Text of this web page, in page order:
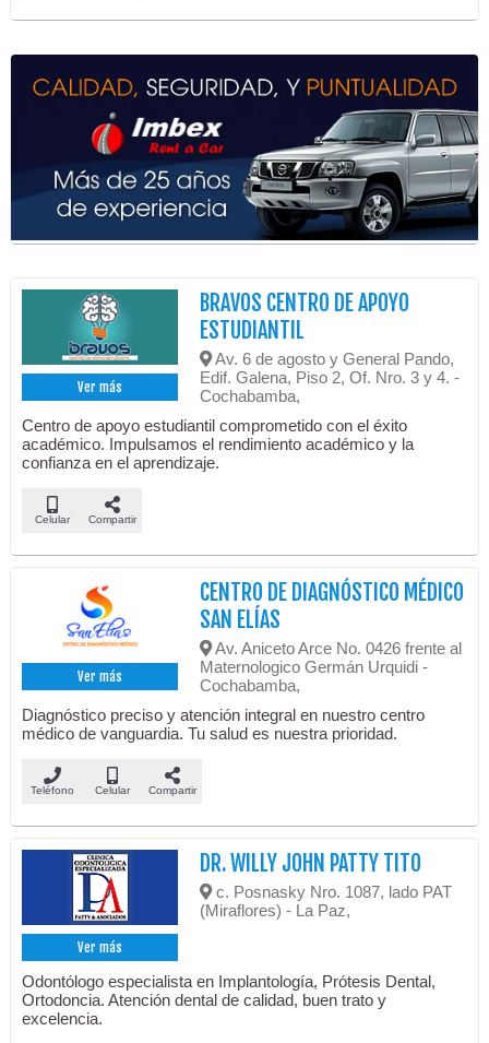
Ver más
BRAVOS CENTRO DE APOYO
ESTUDIANTIL
Av. 6 de agosto y General Pando,
Edif. Galena, Piso 2, Of. Nro. 3 y 4. -
Cochabamba,
Centro de apoyo estudiantil comprometido con el éxito
académico. Impulsamos el rendimiento académico y la
confianza en el aprendizaje.
Celular Compartir
Ver más
CENTRO DE DIAGNÓSTICO MÉDICO
SAN ELÍAS
Av. Aniceto Arce No. 0426 frente al
Maternologico Germán Urquidi -
Cochabamba,
Diagnóstico preciso y atención integral en nuestro centro
médico de vanguardia. Tu salud es nuestra prioridad.
Teléfono Celular Compartir
Ver más
DR. WILLY JOHN PATTY TITO
c. Posnasky Nro. 1087, lado PAT
(Miraflores) - La Paz,
Odontólogo especialista en Implantología, Prótesis Dental,
Ortodoncia. Atención dental de calidad, buen trato y
excelencia.